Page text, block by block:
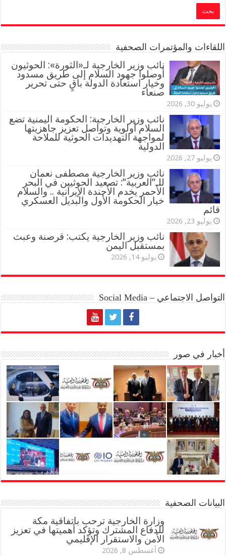
اللقاءات والمؤتمرات الصحفية
‏نائب وزير الخارجية لـ«الثورة»: الحوثيون
أوصلوا جهود السلام إلى طريق مسدود
وخيار استعادة الدولة باقٍ حتى تحرير
صنعاء
يوليو 30, 2026
نائب وزير الخارجية: الحكومة اليمنية تضع
السلام أولوية وتواصل تعزيز جاهزيتها
لمواجهة التهديدات الحوثية للملاحة
الدولية
يوليو 27, 2026
نائب وزير الخارجية مصطفى نعمان
للـ”العربية”: تصعيد الحوثيين في البحر
الأحمر يخدم الأجندة الإيرانية .. والسلام
خيار الحكومة الأول والبديل العسكري
قائم
يوليو 23, 2026
نائب وزير الخارجية يكتب: قرصنة وعبث
بمستقبل اليمن
يوليو 14, 2026
التواصل الاجتماعي – Social Media
أخبار في صور
البيانات الصحفية
وزارة الخارجية ترحب باتفاقية مكة
للدفاع المشترك وتؤكد أهميتها في تعزيز
الأمن والاستقرار الإقليمي
أغسطس 8, 2026